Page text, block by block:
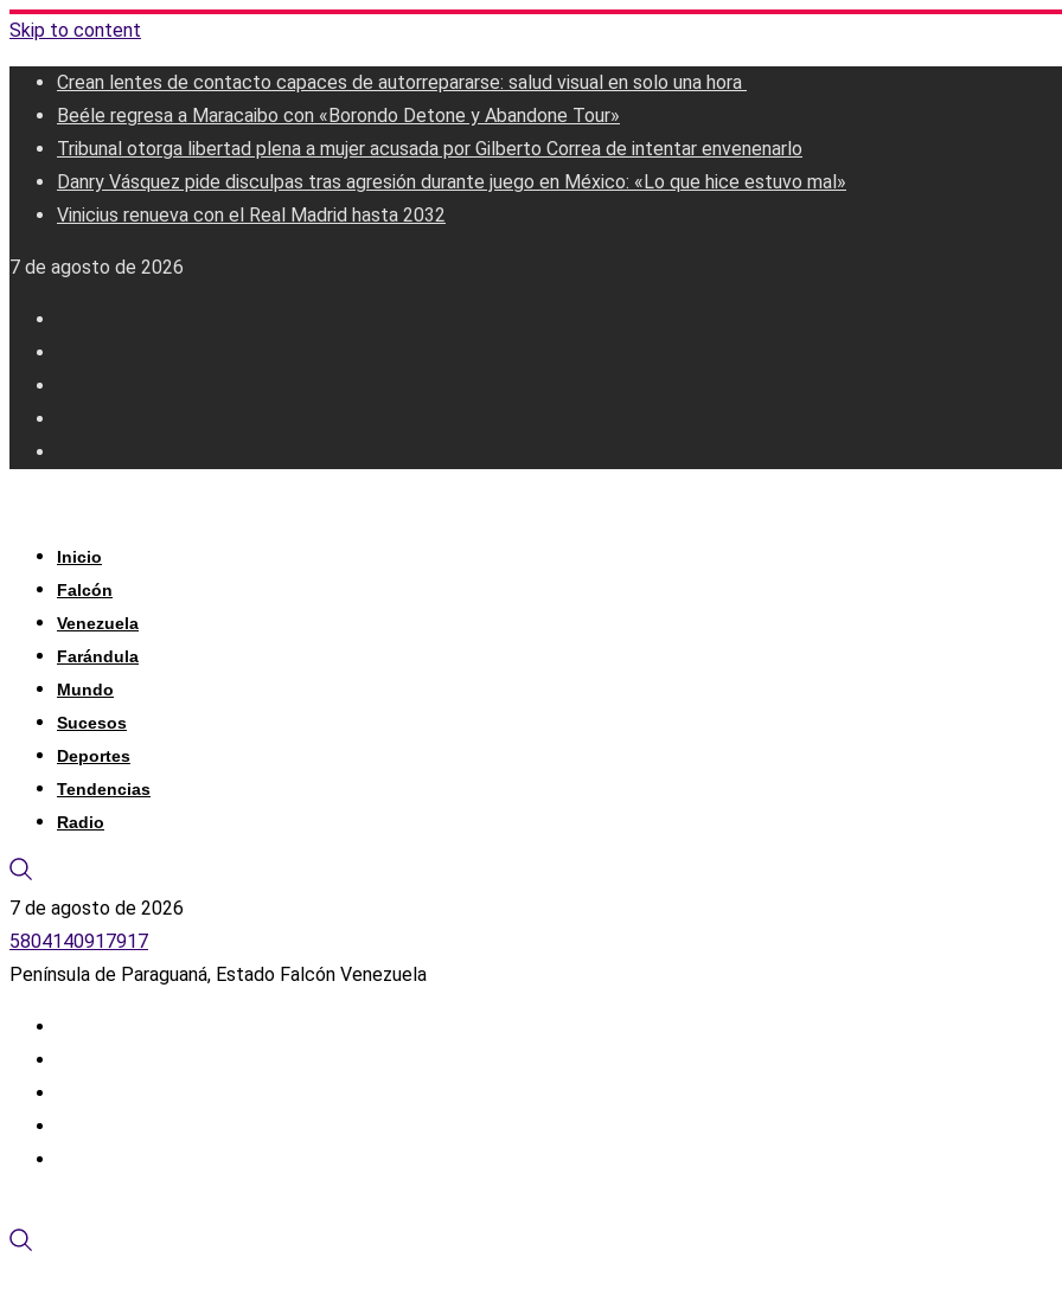
Skip to content
Crean lentes de contacto capaces de autorrepararse: salud visual en solo una hora ‎
Beéle regresa a Maracaibo con «Borondo Detone y Abandone Tour»
Tribunal otorga libertad plena a mujer acusada por Gilberto Correa de intentar envenenarlo
Danry Vásquez pide disculpas tras agresión durante juego en México: «Lo que hice estuvo mal»
Vinicius renueva con el Real Madrid hasta 2032
7 de agosto de 2026
Inicio
Falcón
Venezuela
Farándula
Mundo
Sucesos
Deportes
Tendencias
Radio
7 de agosto de 2026
5804140917917
Península de Paraguaná, Estado Falcón Venezuela